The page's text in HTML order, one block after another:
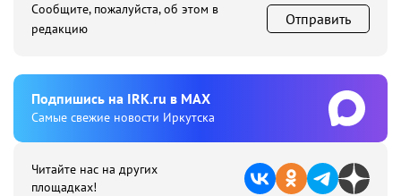
Сообщите, пожалуйста, об этом в
редакцию
Отправить
Подпишиcь на IRK.ru в MAX
Cамые свежие новости Иркутска
Читайте нас на других
площадках!